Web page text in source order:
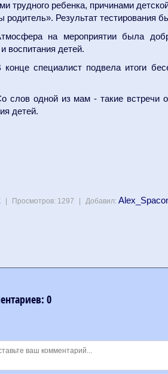
трудного ребенка, причинами
родитель». Результат тестирования
на мероприятии была
воспитания детей.
конце специалист подвела итоги
слов одной из мам - такие встречи
детей.
Просмотров: 1297 Добавил:
: 0